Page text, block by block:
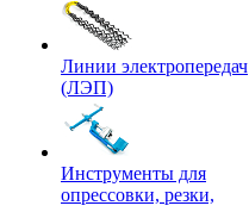
Линии электропередач
(ЛЭП)
Инструменты для
опрессовки, резки,